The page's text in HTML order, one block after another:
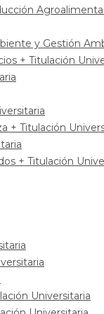
y Gestión
+ Titulación
+ Titulación
+ Titulación
Universitaria